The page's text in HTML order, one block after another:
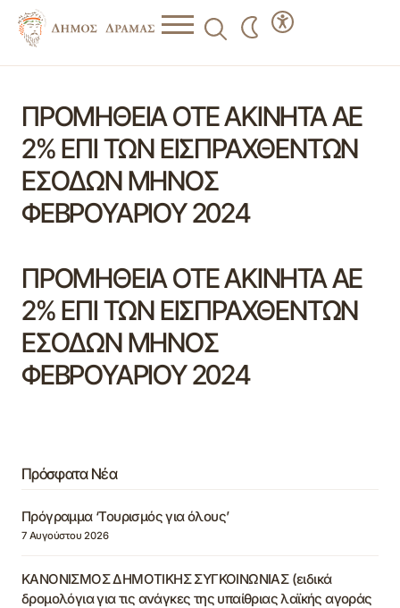
ΠΡΟΜΗΘΕΙΑ ΟΤΕ ΑΚΙΝΗΤΑ ΑΕ
2% ΕΠΙ ΤΩΝ ΕΙΣΠΡΑΧΘΕΝΤΩΝ
ΕΣΟΔΩΝ ΜΗΝΟΣ
ΦΕΒΡΟΥΑΡΙΟΥ 2024
ΠΡΟΜΗΘΕΙΑ ΟΤΕ ΑΚΙΝΗΤΑ ΑΕ
2% ΕΠΙ ΤΩΝ ΕΙΣΠΡΑΧΘΕΝΤΩΝ
ΕΣΟΔΩΝ ΜΗΝΟΣ
ΦΕΒΡΟΥΑΡΙΟΥ 2024
Πρόσφατα Νέα
Πρόγραμμα ‘Τουρισμός για όλους’
7 Αυγούστου 2026
ΚΑΝΟΝΙΣΜΟΣ ΔΗΜΟΤΙΚΗΣ ΣΥΓΚΟΙΝΩΝΙΑΣ (ειδικά
δρομολόγια για τις ανάγκες της υπαίθριας λαϊκής αγοράς